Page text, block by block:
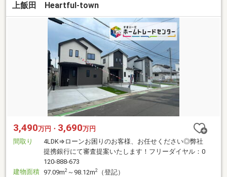
上飯田 Heartful-town
3,490万円・ 3,690万円
間取り
4LDK⇒ローンお困りのお客様、お任せください◎弊社
提携銀行にて審査提案いたします！フリーダイヤル：0
120-888-673
建物面積 97.09m2 ～98.12m2
（登記）